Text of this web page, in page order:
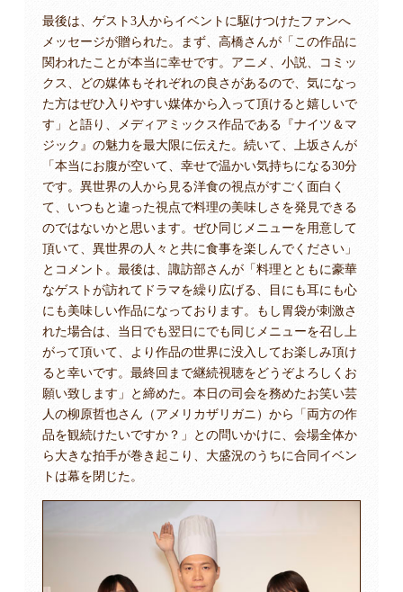
最後は、ゲスト3人からイベントに駆けつけたファンへ
メッセージが贈られた。まず、高橋さんが「この作品に
関われたことが本当に幸せです。アニメ、小説、コミッ
クス、どの媒体もそれぞれの良さがあるので、気になっ
た方はぜひ入りやすい媒体から入って頂けると嬉しいで
す」と語り、メディアミックス作品である『ナイツ＆マ
ジック』の魅力を最大限に伝えた。続いて、上坂さんが
「本当にお腹が空いて、幸せで温かい気持ちになる30分
です。異世界の人から見る洋食の視点がすごく面白く
て、いつもと違った視点で料理の美味しさを発見できる
のではないかと思います。ぜひ同じメニューを用意して
頂いて、異世界の人々と共に食事を楽しんでください」
とコメント。最後は、諏訪部さんが「料理とともに豪華
なゲストが訪れてドラマを繰り広げる、目にも耳にも心
にも美味しい作品になっております。もし胃袋が刺激さ
れた場合は、当日でも翌日にでも同じメニューを召し上
がって頂いて、より作品の世界に没入してお楽しみ頂け
ると幸いです。最終回まで継続視聴をどうぞよろしくお
願い致します」と締めた。本日の司会を務めたお笑い芸
人の柳原哲也さん（アメリカザリガニ）から「両方の作
品を観続けたいですか？」との問いかけに、会場全体か
ら大きな拍手が巻き起こり、大盛況のうちに合同イベン
トは幕を閉じた。